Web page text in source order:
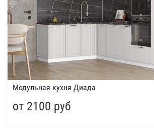
Модульная кухня Диада
от 2100 руб